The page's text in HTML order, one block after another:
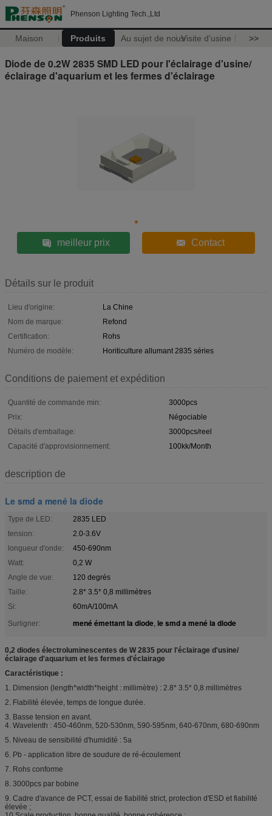
Phenson Lighting Tech.,Ltd
Maison Produits Au sujet de nousVisite d'usine >>
Diode de 0.2W 2835 SMD LED pour l'éclairage d'usine/
éclairage d'aquarium et les fermes d'éclairage
meilleur prix Contact
Détails sur le produit
Lieu d'origine:
La Chine
Nom de marque:
Refond
Certification:
Rohs
Numéro de modèle:
Horiticulture allumant 2835 séries
Conditions de paiement et expédition
Quantité de commande min:
3000pcs
Prix:
Négociable
Détails d'emballage:
3000pcs/reel
Capacité d'approvisionnement:
100kk/Month
description de
Le smd a mené la diode
Type de LED:
2835 LED
tension:
2.0-3.6V
longueur d'onde:
450-690nm
Watt:
0,2 W
Angle de vue:
120 degrés
Taille:
2.8* 3.5* 0,8 millimètres
Si:
60mA/100mA
Surligner:
mené émettant la diode, le smd a mené la diode
0,2 diodes électroluminescentes de W 2835 pour l'éclairage d'usine/
éclairage d'aquarium et les fermes d'éclairage
Caractéristique :
1. Dimension (length*width*height : millimètre) : 2.8* 3.5* 0,8 millimètres
2. Fiabilité élevée, temps de longue durée.
3. Basse tension en avant.
4. Wavelenth : 450-460nm, 520-530nm, 590-595nm, 640-670nm, 680-690nm
5. Niveau de sensibilité d'humidité : 5a
6. Pb - application libre de soudure de ré-écoulement
7. Rohs conforme
8. 3000pcs par bobine
9. Cadre d'avance de PCT, essai de fiabilité strict, protection d'ESD et fiabilité
élevée ;